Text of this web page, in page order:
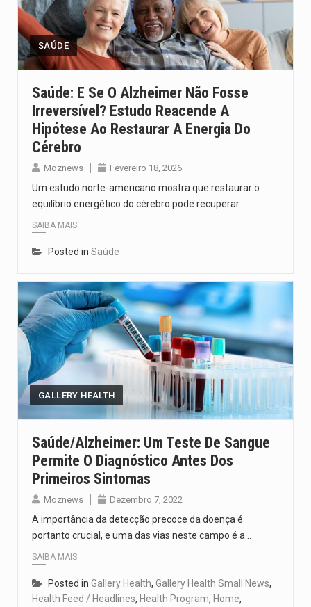
De acordo com as autoridades de saúde da Faixa de…
SAÚDE
Saúde: E Se O Alzheimer Não Fosse
Irreversível? Estudo Reacende A
Hipótese Ao Restaurar A Energia Do
Cérebro
Moznews Fevereiro 18, 2026
Um estudo norte-americano mostra que restaurar o
equilíbrio energético do cérebro pode recuperar…
SAIBA MAIS
Posted in Saúde
GALLERY HEALTH
Saúde/Alzheimer: Um Teste De Sangue
Permite O Diagnóstico Antes Dos
Primeiros Sintomas
Moznews Dezembro 7, 2022
A importância da detecção precoce da doença é
portanto crucial, e uma das vias neste campo é a…
SAIBA MAIS
Posted in Gallery Health, Gallery Health Small News,
Health Feed / Headlines, Health Program, Home,